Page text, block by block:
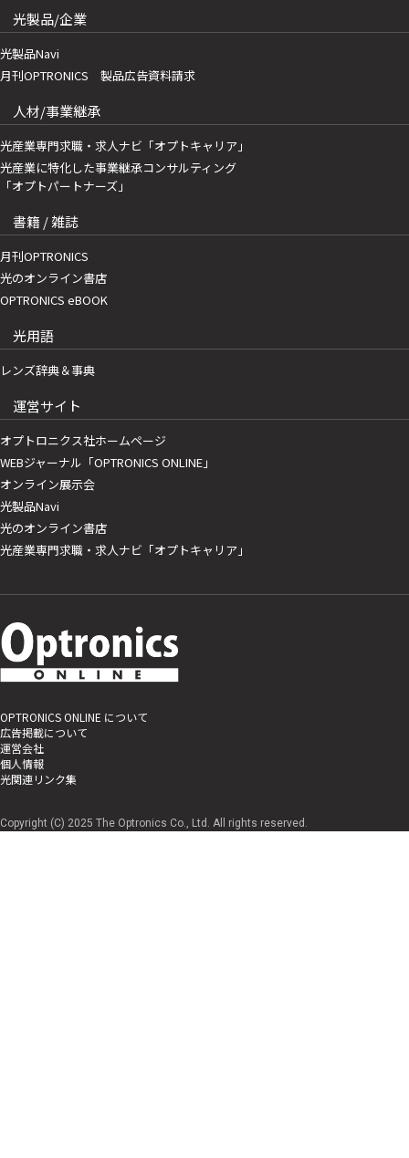
光製品/企業
光製品Navi
月刊OPTRONICS 製品広告資料請求
人材/事業継承
光産業専門求職・求人ナビ「オプトキャリア」
光産業に特化した事業継承コンサルティング
「オプトパートナーズ」
書籍 / 雑誌
月刊OPTRONICS
光のオンライン書店
OPTRONICS eBOOK
光用語
レンズ辞典＆事典
運営サイト
オプトロニクス社ホームページ
WEBジャーナル「OPTRONICS ONLINE」
オンライン展示会
光製品Navi
光のオンライン書店
光産業専門求職・求人ナビ「オプトキャリア」
OPTRONICS ONLINE について
広告掲載について
運営会社
個人情報
光関連リンク集
Copyright (C) 2025 The Optronics Co., Ltd. All rights reserved.